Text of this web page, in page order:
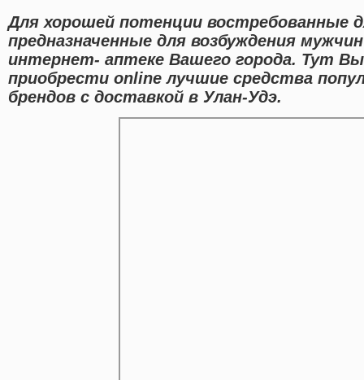
Для хорошей потенции востребованные
предназначенные для возбуждения
интернет- аптеке Вашего города. Тут
приобрести online лучшие средства
брендов с доставкой в Улан-Удэ.